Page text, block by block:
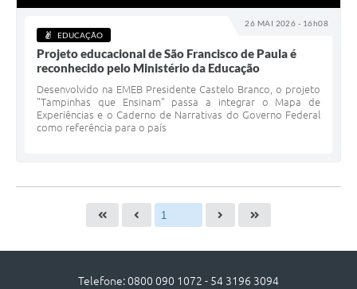
26 MAI 2026 - 16h08
EDUCAÇÃO
Projeto educacional de São Francisco de Paula é
reconhecido pelo Ministério da Educação
Desenvolvido na EMEB Presidente Castelo Branco, o projeto
"Tampinhas que Ensinam" passa a integrar o Mapa de
Experiências e o Caderno de Narrativas do Governo Federal
como referência para o país
Telefone: 0800 090 1072 - 54 3196 3094